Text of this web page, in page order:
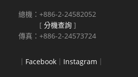
總機：+886-2-24582052
[分機查詢 ]
傳真：+886-2-24573724
｜ Facebook ｜ Instagram ｜